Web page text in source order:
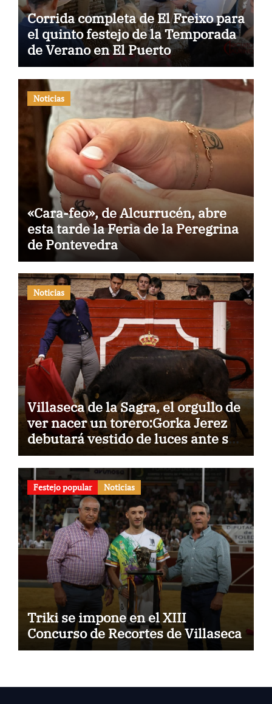
Corrida completa de El Freixo para
el quinto festejo de la Temporada
de Verano en El Puerto
Noticias
«Cara-feo», de Alcurrucén, abre
esta tarde la Feria de la Peregrina
de Pontevedra
Noticias
Villaseca de la Sagra, el orgullo de
ver nacer un torero:Gorka Jerez
debutará vestido de luces ante su
pueblo
Festejo popular Noticias
Triki se impone en el XIII
Concurso de Recortes de Villaseca